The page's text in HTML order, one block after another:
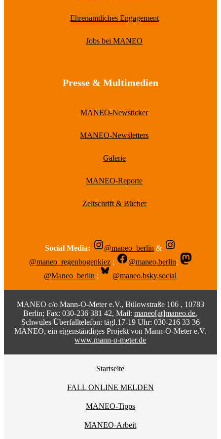
Ehrenamtliches Engagement
Jobs bei MANEO
Presse & Multimedien
MANEO-Newsticker
MANEO-Newsletters
Galerie
MANEO-Reporte
Zeitschrift & Bücher
Social Media: @maneo_berlin &
@maneo_regenbogenkiez ; @maneo.berlin;
@Maneo_berlin ; @maneo.bsky.social
MANEO c/o Mann-O-Meter e.V., Bülowstraße 106 , 10783
Berlin; Fax: 030-236 381 42, Mail:maneo[at]maneo.de,
Schwules Überfalltelefon: tägl.17-19 Uhr: 030-216 33 36
MANEO, ein eigenständiges Projekt von Mann-O-Meter e.V.
www.mann-o-meter.de
Startseite
FALL ONLINE MELDEN
MANEO-Tipps
MANEO-Arbeit